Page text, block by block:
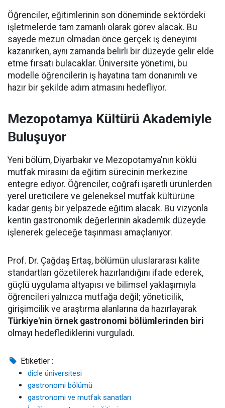
Öğrenciler, eğitimlerinin son döneminde sektördeki
işletmelerde tam zamanlı olarak görev alacak. Bu
sayede mezun olmadan önce gerçek iş deneyimi
kazanırken, aynı zamanda belirli bir düzeyde gelir elde
etme fırsatı bulacaklar. Üniversite yönetimi, bu
modelle öğrencilerin iş hayatına tam donanımlı ve
hazır bir şekilde adım atmasını hedefliyor.
Mezopotamya Kültürü Akademiyle
Buluşuyor
Yeni bölüm, Diyarbakır ve Mezopotamya'nın köklü
mutfak mirasını da eğitim sürecinin merkezine
entegre ediyor. Öğrenciler, coğrafi işaretli ürünlerden
yerel üreticilere ve geleneksel mutfak kültürüne
kadar geniş bir yelpazede eğitim alacak. Bu vizyonla
kentin gastronomik değerlerinin akademik düzeyde
işlenerek geleceğe taşınması amaçlanıyor.
Prof. Dr. Çağdaş Ertaş, bölümün uluslararası kalite
standartları gözetilerek hazırlandığını ifade ederek,
güçlü uygulama altyapısı ve bilimsel yaklaşımıyla
öğrencileri yalnızca mutfağa değil; yöneticilik,
girişimcilik ve araştırma alanlarına da hazırlayarak
Türkiye'nin örnek gastronomi bölümlerinden biri
olmayı hedeflediklerini vurguladı.
Etiketler :
dicle üniversitesi
gastronomi bölümü
gastronomi ve mutfak sanatları